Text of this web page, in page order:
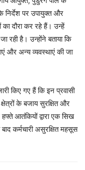
निर्देश पर उपायुक्त और
का दौरा कर रहे हैं। उन्हें
रही है। उन्होंने बताया कि
और अन्य व्यवस्थाएं की जा
किए गए हैं कि इन प्रवासी
के बजाय सुरक्षित और
हफ्ते आतंकियों द्वारा एक सिख
कर्मचारी असुरक्षित महसूस